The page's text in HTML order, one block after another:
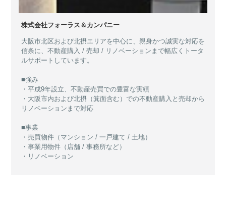
株式会社フォーラス＆カンパニー
大阪市北区および北摂エリアを中心に、親身かつ誠実な対応を
信条に、不動産購入 / 売却 / リノベーションまで幅広くトータ
ルサポートしています。
■強み
・平成9年設立、不動産売買での豊富な実績
・大阪市内および北摂（箕面含む）での不動産購入と売却から
リノベーションまで対応
■事業
・売買物件（マンション / 一戸建て / 土地）
・事業用物件（店舗 / 事務所など）
・リノベーション